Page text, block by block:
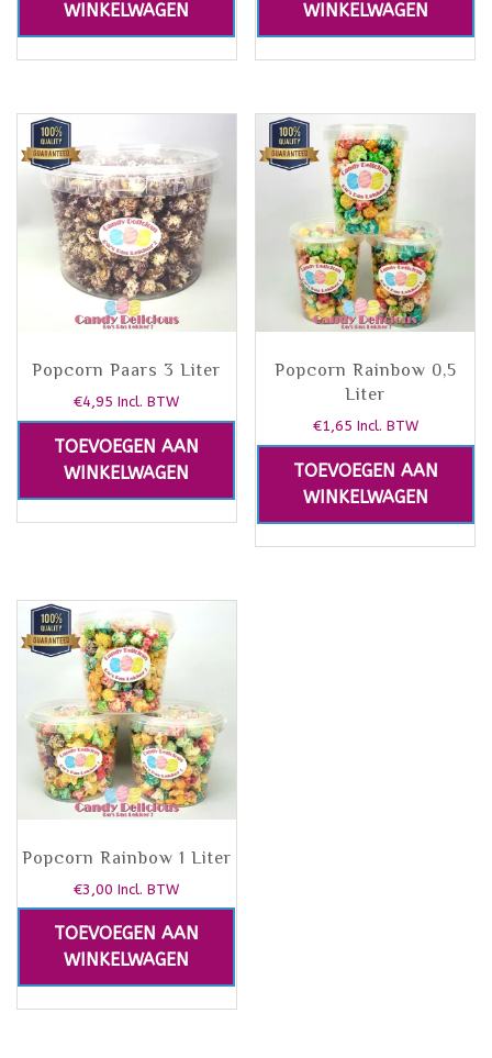
WINKELWAGEN WINKELWAGEN
Popcorn Paars 3 Liter
€4,95 Incl. BTW
TOEVOEGEN AAN
WINKELWAGEN
Popcorn Rainbow 0,5
Liter
€1,65 Incl. BTW
TOEVOEGEN AAN
WINKELWAGEN
Popcorn Rainbow 1 Liter
€3,00 Incl. BTW
TOEVOEGEN AAN
WINKELWAGEN